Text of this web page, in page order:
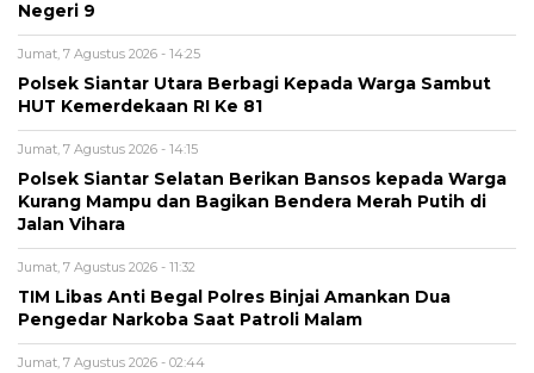
Negeri 9
Jumat, 7 Agustus 2026 - 14:25
Polsek Siantar Utara Berbagi Kepada Warga Sambut
HUT Kemerdekaan RI Ke 81
Jumat, 7 Agustus 2026 - 14:15
Polsek Siantar Selatan Berikan Bansos kepada Warga
Kurang Mampu dan Bagikan Bendera Merah Putih di
Jalan Vihara
Jumat, 7 Agustus 2026 - 11:32
TIM Libas Anti Begal Polres Binjai Amankan Dua
Pengedar Narkoba Saat Patroli Malam
Jumat, 7 Agustus 2026 - 02:44